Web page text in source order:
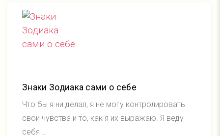
Знаки Зодиака сами о себе
Что бы я ни делал, я не могу контролировать
свои чувства и то, как я их выражаю. Я веду
себя …